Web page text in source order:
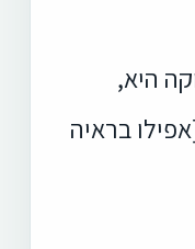
היא,
בראיה